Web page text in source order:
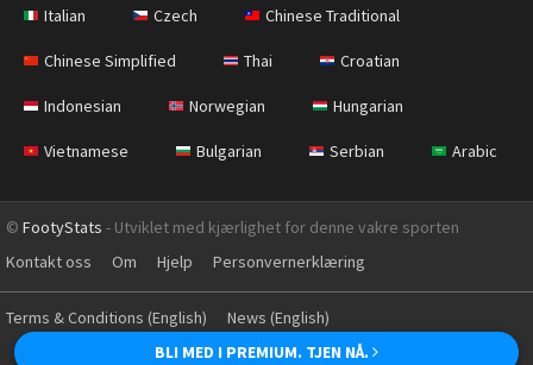
Italian Czech Chinese Traditional
Chinese Simplified Thai Croatian
Indonesian Norwegian Hungarian
Vietnamese Bulgarian Serbian Arabic
© FootyStats - Utviklet med kjærlighet for denne vakre sporten
Kontakt oss
Om Hjelp Personvernerklæring
Terms & Conditions (English)
News (English)
BLI MED I PREMIUM. TJEN NÅ.